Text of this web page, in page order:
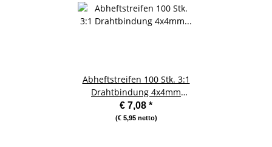
Abheftstreifen 100 Stk. 3:1
Drahtbindung 4x4mm
transparent vorgestanzt
€ 7,08 *
(€ 5,95 netto)